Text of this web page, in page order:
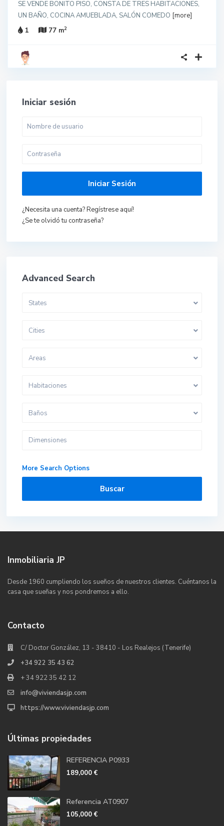
SE VENDE BONITO PISO, CONSTA DE TRES HABITACIONES,
UN BAÑO, COCINA AMUEBLADA, SALÓN COMEDO [more]
1
77 m2
Iniciar sesión
Iniciar Sesión
¿Necesita una cuenta? Regístrese aquí!
¿Se te olvidó tu contraseña?
Advanced Search
States
Cities
Areas
Habitaciones
Baños
More Search Options
Buscar
Inmobiliaria JP
Desde 1960 cumpliendo los sueños de nuestros clientes. Cuéntanos la
casa que sueñas y nos pondremos a ello.
Contacto
C/ Doctor González, 13 - 38410 - Los Realejos (Tenerife)
+34 922 35 43 62
+ 34 922 35 42 12
info@viviendasjp.com
https://www.viviendasjp.com
Últimas propiedades
REFERENCIA P0933
189,000 €
Referencia AT0907
105,000 €